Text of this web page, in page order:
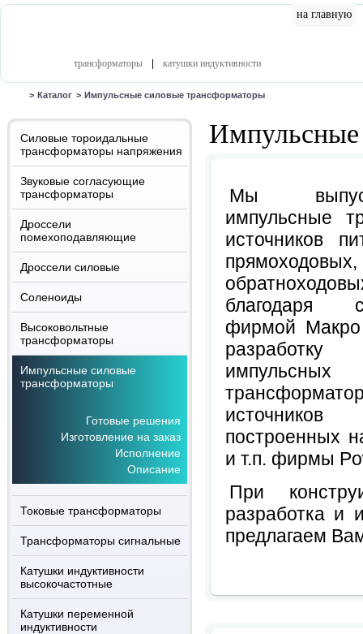
на главную
трансформаторы катушки индуктивности
> Каталог > Импульсные силовые трансформаторы
Силовые тороидальные
трансформаторы напряжения
Звуковые согласующие
трансформаторы
Дроссели
помехоподавляющие
Дроссели силовые
Соленоиды
Высоковольтные
трансформаторы
Импульсные силовые
трансформаторы
Готовые решения
Изготовление на заказ
Исполнение
Описание
Токовые трансформаторы
Трансформаторы сигнальные
Катушки индуктивности
высокочастотные
Катушки переменной
индуктивности
Импульсные
Мы
импульсные
источников
благодаря
фирмой
построенных
и т.п. фирмы
При
разработка и
предлагаем